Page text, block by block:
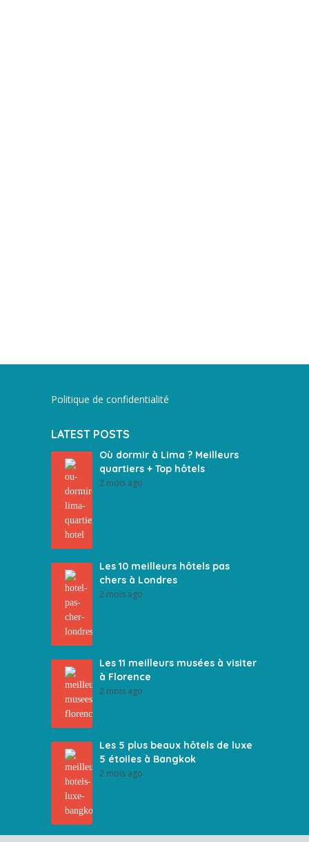
Politique de confidentialité
LATEST POSTS
Où dormir à Lima ? Meilleurs
quartiers + Top hôtels
2 mois ago
Les 10 meilleurs hôtels pas
chers à Londres
2 mois ago
Les 11 meilleurs musées à visiter
à Florence
2 mois ago
Les 5 plus beaux hôtels de luxe
5 étoiles à Bangkok
2 mois ago